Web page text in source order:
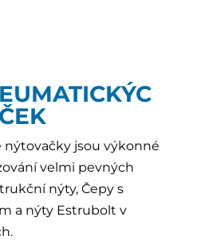
jsou výkonné
velmi pevných
nýty, Čepy s
a nýty Estrubolt v